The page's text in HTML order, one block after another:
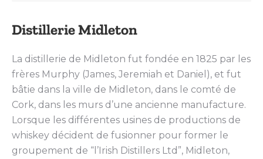
Distillerie Midleton
La distillerie de Midleton fut fondée en 1825 par les
frères Murphy (James, Jeremiah et Daniel), et fut
bâtie dans la ville de Midleton, dans le comté de
Cork, dans les murs d’une ancienne manufacture.
Lorsque les différentes usines de productions de
whiskey décident de fusionner pour former le
groupement de “l’Irish Distillers Ltd”, Midleton,